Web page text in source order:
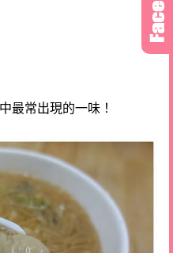
最常出現的一味！